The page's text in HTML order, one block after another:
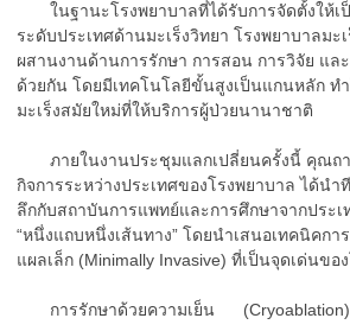
ในฐานะโรงพยาบาลที่ได้รับการจัดตั้งให้เ
ระดับประเทศด้านมะเร็งวิทยา โรงพยาบาลมะ
ผสานงานด้านการรักษา การสอน การวิจัย แล
ด้วยกัน โดยมีเทคโนโลยีขั้นสูงเป็นแกนหลัก ท
มะเร็งสมัยใหม่ที่ให้บริการผู้ป่วยนานาชาติ
ภายในงานประชุมแลกเปลี่ยนครั้งนี้ คุณถ
กิจการระหว่างประเทศของโรงพยาบาล ได้นำ
ลึกกับสถาบันการแพทย์และการศึกษาจากประเ
“หนึ่งแถบหนึ่งเส้นทาง” โดยนำเสนอเทคนิคกา
แผลเล็ก (Minimally Invasive) ที่เป็นจุดเด่นขอ
การรักษาด้วยความเย็น (Cryoablation)